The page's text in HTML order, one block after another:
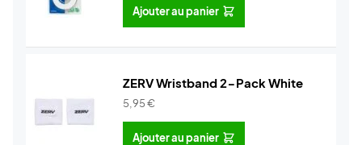
Ajouter au panier
ZERV Wristband 2-Pack White
5,95€
Ajouter au panier